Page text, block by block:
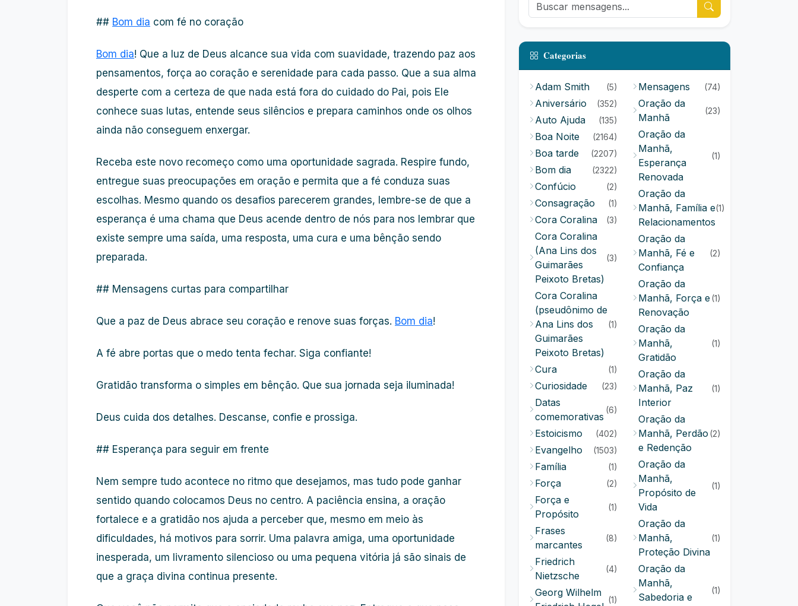
## Bom dia com fé no coração
Bom dia! Que a luz de Deus alcance sua vida com suavidade, trazendo paz aos
pensamentos, força ao coração e serenidade para cada passo. Que a sua alma
desperte com a certeza de que nada está fora do cuidado do Pai, pois Ele
conhece suas lutas, entende seus silêncios e prepara caminhos onde os olhos
ainda não conseguem enxergar.
Receba este novo recomeço como uma oportunidade sagrada. Respire fundo,
entregue suas preocupações em oração e permita que a fé conduza suas
escolhas. Mesmo quando os desafios parecerem grandes, lembre-se de que a
esperança é uma chama que Deus acende dentro de nós para nos lembrar que
existe sempre uma saída, uma resposta, uma cura e uma bênção sendo
preparada.
## Mensagens curtas para compartilhar
Que a paz de Deus abrace seu coração e renove suas forças. Bom dia!
A fé abre portas que o medo tenta fechar. Siga confiante!
Gratidão transforma o simples em bênção. Que sua jornada seja iluminada!
Deus cuida dos detalhes. Descanse, confie e prossiga.
## Esperança para seguir em frente
Nem sempre tudo acontece no ritmo que desejamos, mas tudo pode ganhar
sentido quando colocamos Deus no centro. A paciência ensina, a oração
fortalece e a gratidão nos ajuda a perceber que, mesmo em meio às
dificuldades, há motivos para sorrir. Uma palavra amiga, uma oportunidade
inesperada, um livramento silencioso ou uma pequena vitória já são sinais de
que a graça divina continua presente.
Categorias
Adam Smith (5)
Aniversário (352)
Auto Ajuda (135)
Boa Noite (2164)
Boa tarde (2207)
Bom dia (2322)
Confúcio (2)
Consagração (1)
Cora Coralina (3)
Cora Coralina
(Ana Lins dos
Guimarães
Peixoto Bretas)
(3)
Cora Coralina
(pseudônimo de
Ana Lins dos
Guimarães
Peixoto Bretas)
(1)
Cura (1)
Curiosidade (23)
Datas
comemorativas
(6)
Estoicismo (402)
Evangelho (1503)
Família (1)
Força (2)
Força e
Propósito
(1)
Frases
marcantes
(8)
Friedrich
Nietzsche
(4)
Georg Wilhelm
(1)
Mensagens (74)
Oração da
Manhã
(23)
Oração da
Manhã,
Esperança
Renovada
(1)
Oração da
Manhã, Família e
Relacionamentos
(1)
Oração da
Manhã, Fé e
Confiança
(2)
Oração da
Manhã, Força e
Renovação
(1)
Oração da
Manhã,
Gratidão
(1)
Oração da
Manhã, Paz
Interior
(1)
Oração da
Manhã, Perdão
e Redenção
(2)
Oração da
Manhã,
Propósito de
Vida
(1)
Oração da
Manhã,
Proteção Divina
(1)
Oração da
Manhã,
Sabedoria e
(1)